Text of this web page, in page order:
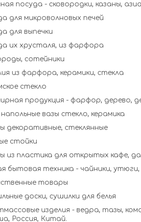
посуда - сковородки, казаны,
для микроволновых печей
для выпечки
их хрусталя, из фарфора
сотейники
из фарфора, керамики, стекла
стекло
продукция - фарфор, дерево,
Вазы, напольные вазы стекло, керамика
декоративные, стеклянные
стойки
из пластика для открытых кафе,
бытовая техника - чайники,
товары
доски, сушилки для белья
изделия - ведра, тазы,
Россия, Китай.